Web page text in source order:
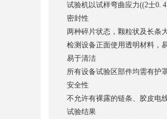
试验机以试样弯曲应力((2士0.
密封性
两种碎片状态，颗粒状及长条
检测设备正面使用透明材料，
易于清洁
所有设备试验区部件均需有护
安全性
不允许有裸露的链条、胶皮电
试验结果